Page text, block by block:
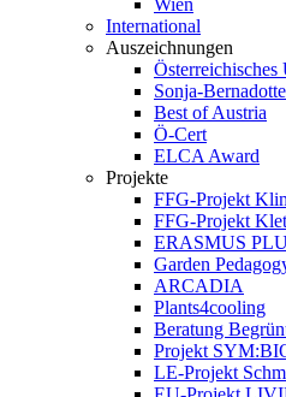
Wien
International
Auszeichnungen
Sonja-
Best of Austria
Ö-Cert
ELCA Award
Projekte
FFG-Projekt
FFG-Projekt
ERASMUS
Garden
ARCADIA
Plants4cooling
Beratung
Projekt
LE-Projekt